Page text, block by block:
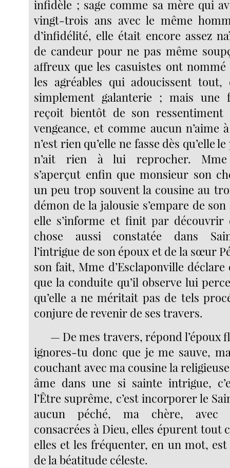
infidèle ; sage comme sa mère qui
vingt-trois ans avec le même
d’infidélité, elle était encore assez
de candeur pour ne pas même
affreux que les casuistes ont
les agréables qui adoucissent
simplement galanterie ; mais une
reçoit bientôt de son ressentiment
vengeance, et comme aucun n’aime
n’est rien qu’elle ne fasse dès qu’elle
n’ait rien à lui reprocher. Mme
s’aperçut enfin que monsieur son
un peu trop souvent la cousine au
démon de la jalousie s’empare de
elle s’informe et finit par découvrir
chose aussi constatée dans
l’intrigue de son époux et de la sœur
son fait, Mme d’Esclaponville
que la conduite qu’il observe lui
qu’elle a ne méritait pas de tels
conjure de revenir de ses travers.
— De mes travers, répond l’époux
ignores-tu donc que je me sauve,
couchant avec ma cousine la
âme dans une si sainte intrigue,
l’Être suprême, c’est incorporer le
aucun péché, ma chère, avec
consacrées à Dieu, elles épurent tout
elles et les fréquenter, en un mot,
de la béatitude céleste.